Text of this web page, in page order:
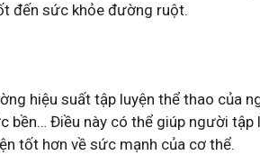
đến sức khỏe đường ruột.
hiệu suất tập luyện thể thao của
bền… Điều này có thể giúp người tập
tốt hơn về sức mạnh của cơ thể.